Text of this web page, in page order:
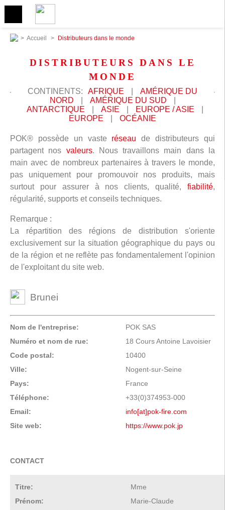
> Accueil > Distributeurs dans le monde
DISTRIBUTEURS DANS LE
MONDE
CONTINENTS: AFRIQUE
AMÉRIQUE DU
NORD
AMÉRIQUE DU SUD
ANTARCTIQUE
ASIE EUROPE / ASIE
EUROPE
OCÉANIE
POK® possède un vaste réseau de distributeurs qui
partagent nos valeurs. Nous travaillons main dans la
main avec de nombreux partenaires à travers le monde,
pas uniquement pour promouvoir nos produits, mais
surtout pour assurer à nos clients, qualité, fiabilité,
régularité, supports et conseils techniques.
Remarque :
La répartition des régions de distribution s'oriente
exclusivement sur la situation géographique du pays ou
de la région et ne reflète pas fondamentalement l'opinion
de l'exploitant du site web.
Brunei
Nom de l'entreprise:
POK SAS
Numéro et nom de rue:
18 Cours Antoine Lavoisier
Code postal:
10400
Ville:
Nogent-sur-Seine
Pays:
France
Téléphone:
+33(0)374953-000
Email:
info[at]pok-fire.com
Site web:
https://www.pok.jp
CONTACT
Titre:
Mme
Prénom:
Marie-Claude